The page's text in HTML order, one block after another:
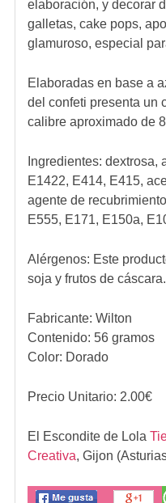
elaboración, y decorar
galletas, cake pops,
glamuroso, especial
Elaboradas en base a
del confeti presenta un
calibre aproximado de
Ingredientes: dextrosa,
E1422, E414, E415,
agente de
E555, E171, E150a,
Alérgenos: Este
soja y frutos de cáscara.
Fabricante: Wilton
Contenido: 56 gramos
Color: Dorado
Precio Unitario: 2.00€
El Escondite de Lola
Creativa, Gijon